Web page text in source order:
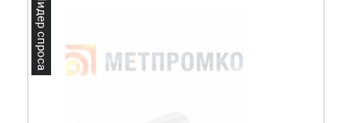
Лидер спроса